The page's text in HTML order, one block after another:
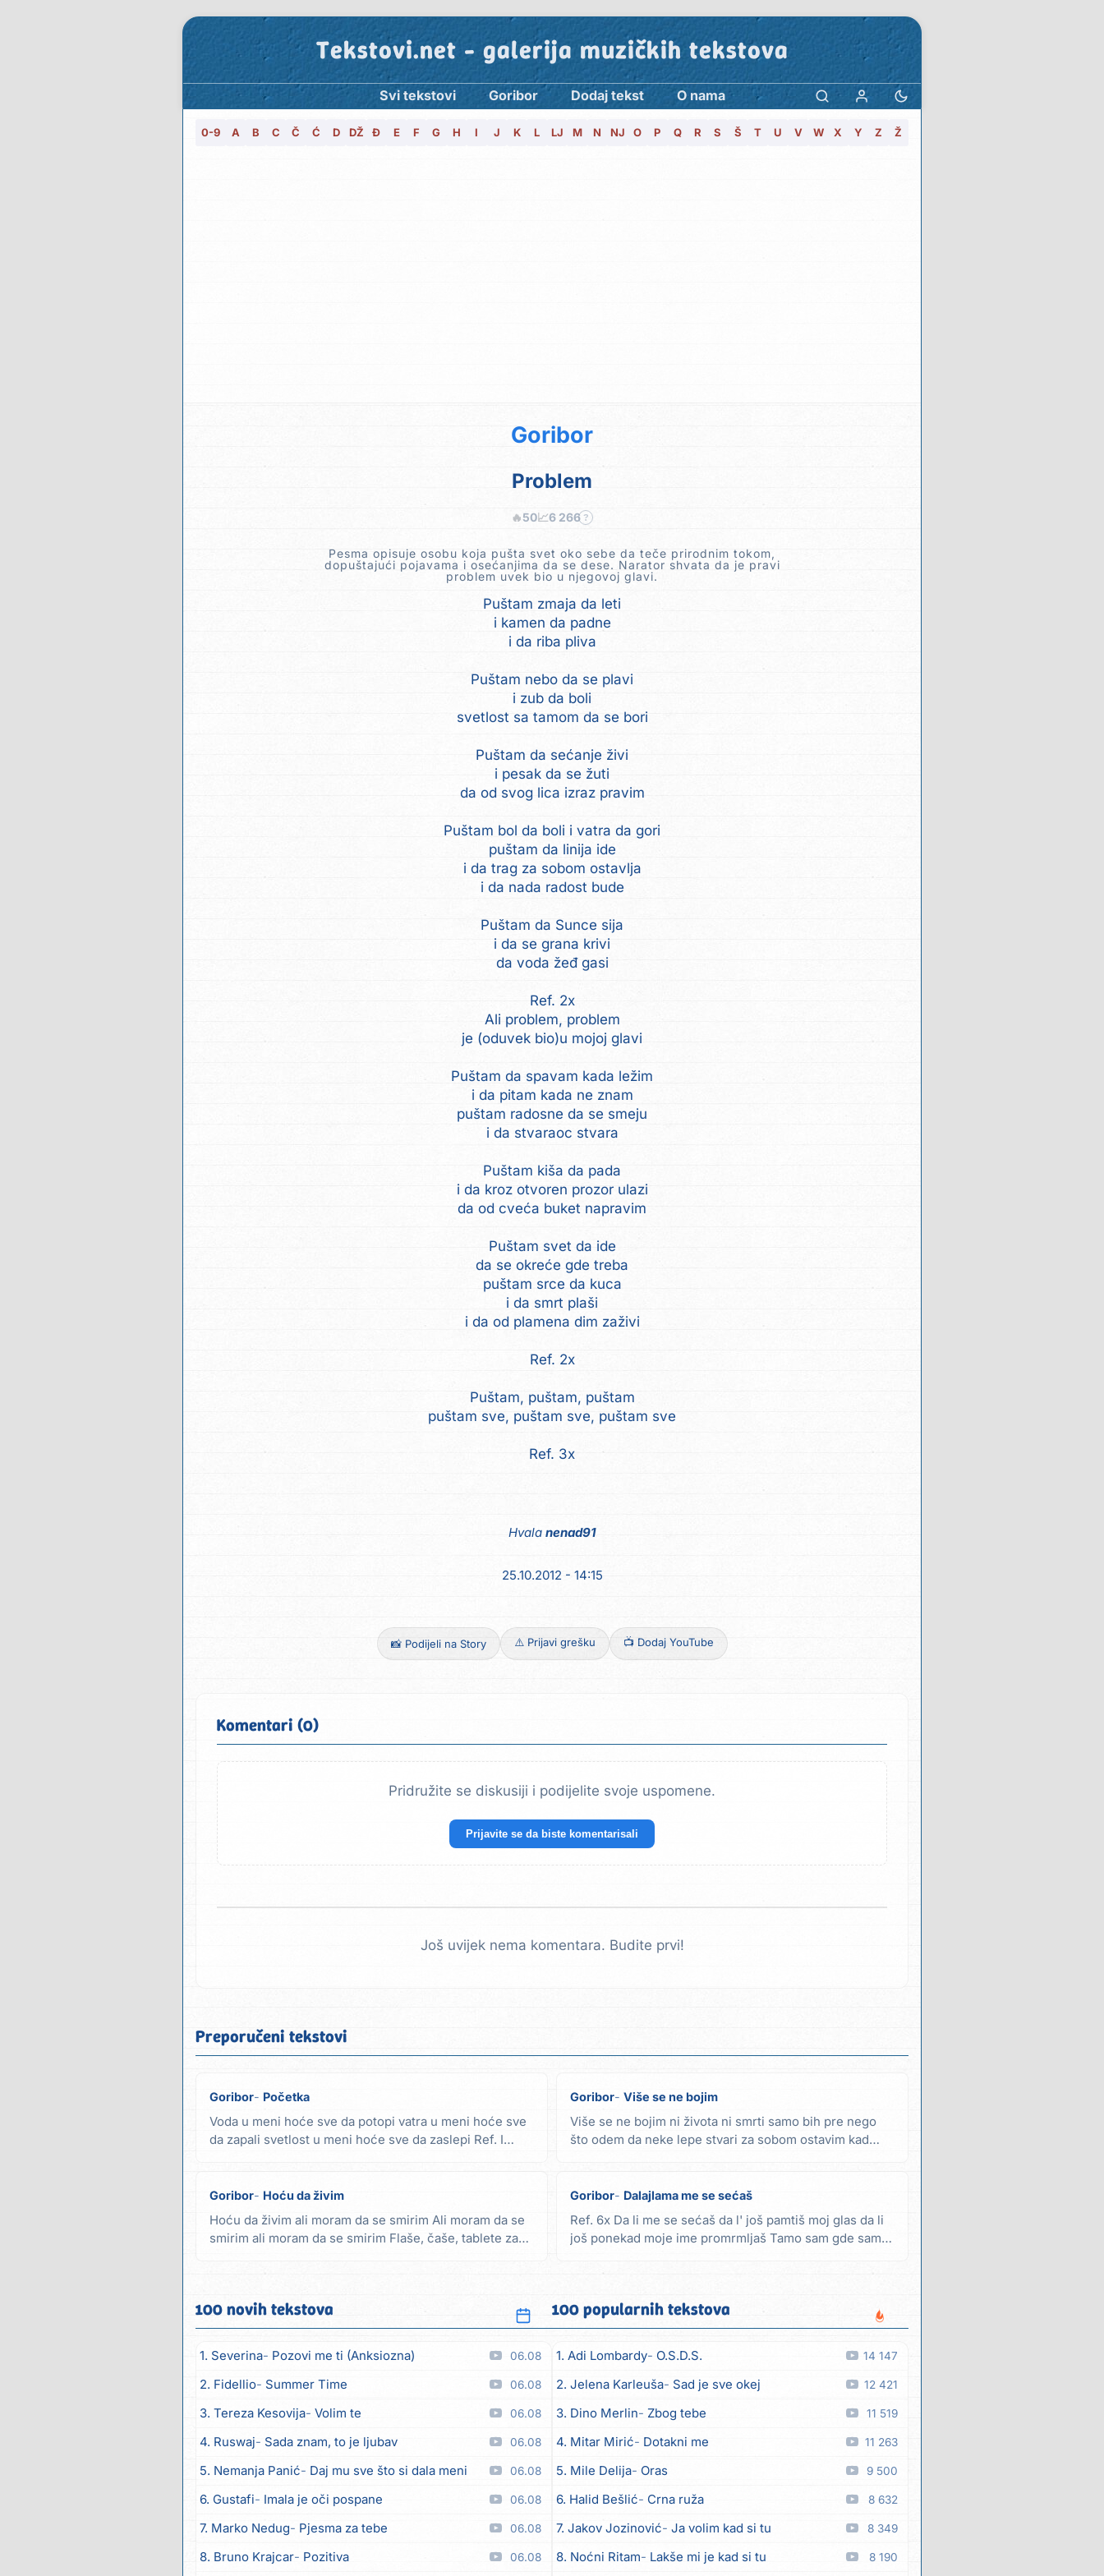
Tekstovi.net - galerija muzičkih tekstova
Svi tekstovi Goribor Dodaj tekst O nama
0-9 A B C Č Ć D DŽ Đ E F G H I J K L LJ M N NJ O P Q R S Š T U V W X Y Z Ž
Goribor
Problem
🔥50📈6 266 ?
Pesma opisuje osobu koja pušta svet oko sebe da teče prirodnim tokom,
dopuštajući pojavama i osećanjima da se dese. Narator shvata da je pravi
problem uvek bio u njegovoj glavi.
Puštam zmaja da leti
i kamen da padne
i da riba pliva
Puštam nebo da se plavi
i zub da boli
svetlost sa tamom da se bori
Puštam da sećanje živi
i pesak da se žuti
da od svog lica izraz pravim
Puštam bol da boli i vatra da gori
puštam da linija ide
i da trag za sobom ostavlja
i da nada radost bude
Puštam da Sunce sija
i da se grana krivi
da voda žeđ gasi
Ref. 2x
Ali problem, problem
je (oduvek bio)u mojoj glavi
Puštam da spavam kada ležim
i da pitam kada ne znam
puštam radosne da se smeju
i da stvaraoc stvara
Puštam kiša da pada
i da kroz otvoren prozor ulazi
da od cveća buket napravim
Puštam svet da ide
da se okreće gde treba
puštam srce da kuca
i da smrt plaši
i da od plamena dim zaživi
Ref. 2x
Puštam, puštam, puštam
puštam sve, puštam sve, puštam sve
Ref. 3x
Hvala nenad91
25.10.2012 - 14:15
📸 Podijeli na Story ⚠️ Prijavi grešku 📺 Dodaj YouTube
Komentari (0)
Pridružite se diskusiji i podijelite svoje uspomene.
Prijavite se da biste komentarisali
Još uvijek nema komentara. Budite prvi!
Preporučeni tekstovi
Goribor Početka
Voda u meni hoće sve da potopi vatra u meni hoće sve
da zapali svetlost u meni hoće sve da zaslepi Ref. I
Goribor Više se ne bojim
Više se ne bojim ni života ni smrti samo bih pre nego
što odem da neke lepe stvari za sobom ostavim kad
Goribor Hoću da živim
Hoću da živim ali moram da se smirim Ali moram da se
smirim ali moram da se smirim Flaše, čaše, tablete za
Goribor Dalajlama me se sećaš
Ref. 6x Da li me se sećaš da l' još pamtiš moj glas da li
još ponekad moje ime promrmljaš Tamo sam gde sam i
100 novih tekstova
1. Severina Pozovi me ti (Anksiozna) 06.08
2. Fidellio Summer Time 06.08
3. Tereza Kesovija Volim te 06.08
4. Ruswaj Sada znam, to je ljubav 06.08
5. Nemanja Panić Daj mu sve što si dala meni 06.08
6. Gustafi Imala je oči pospane 06.08
7. Marko Nedug Pjesma za tebe 06.08
8. Bruno Krajcar Pozitiva 06.08
100 popularnih tekstova
1. Adi Lombardy O.S.D.S. 14 147
2. Jelena Karleuša Sad je sve okej 12 421
3. Dino Merlin Zbog tebe 11 519
4. Mitar Mirić Dotakni me 11 263
5. Mile Delija Oras 9 500
6. Halid Bešlić Crna ruža 8 632
7. Jakov Jozinović Ja volim kad si tu 8 349
8. Noćni Ritam Lakše mi je kad si tu 8 190